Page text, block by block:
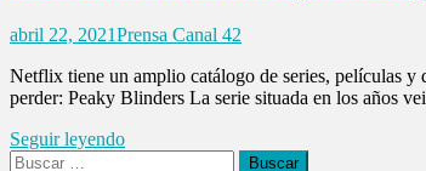
abril 22, 2021Prensa Canal 42
Netflix tiene un amplio catálogo de series, películas y
perder: Peaky Blinders La serie situada en los años
Seguir leyendo
Buscar: